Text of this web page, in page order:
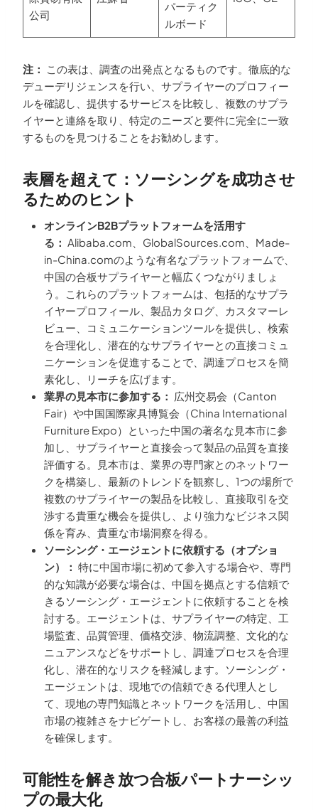
公司
パーティク
ルボード
注：
この表は、調査の出発点となるものです。徹底的な
デューデリジェンスを行い、サプライヤーのプロフィー
ルを確認し、提供するサービスを比較し、複数のサプラ
イヤーと連絡を取り、特定のニーズと要件に完全に一致
するものを見つけることをお勧めします。
表層を超えて：ソーシングを成功させ
るためのヒント
オンラインB2Bプラットフォームを活用す
る： Alibaba.com、GlobalSources.com、Made-
in-China.comのような有名なプラットフォームで、
中国の合板サプライヤーと幅広くつながりましょ
う。これらのプラットフォームは、包括的なサプラ
イヤープロフィール、製品カタログ、カスタマーレ
ビュー、コミュニケーションツールを提供し、検索
を合理化し、潜在的なサプライヤーとの直接コミュ
ニケーションを促進することで、調達プロセスを簡
素化し、リーチを広げます。
業界の見本市に参加する： 広州交易会（Canton
Fair）や中国国際家具博覧会（China International
Furniture Expo）といった中国の著名な見本市に参
加し、サプライヤーと直接会って製品の品質を直接
評価する。見本市は、業界の専門家とのネットワー
クを構築し、最新のトレンドを観察し、1つの場所で
複数のサプライヤーの製品を比較し、直接取引を交
渉する貴重な機会を提供し、より強力なビジネス関
係を育み、貴重な市場洞察を得る。
ソーシング・エージェントに依頼する（オプショ
ン）： 特に中国市場に初めて参入する場合や、専門
的な知識が必要な場合は、中国を拠点とする信頼で
きるソーシング・エージェントに依頼することを検
討する。エージェントは、サプライヤーの特定、工
場監査、品質管理、価格交渉、物流調整、文化的な
ニュアンスなどをサポートし、調達プロセスを合理
化し、潜在的なリスクを軽減します。ソーシング・
エージェントは、現地での信頼できる代理人とし
て、現地の専門知識とネットワークを活用し、中国
市場の複雑さをナビゲートし、お客様の最善の利益
を確保します。
可能性を解き放つ合板パートナーシッ
プの最大化